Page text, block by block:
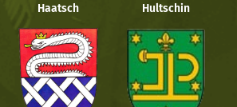
Haatsch Hultschin